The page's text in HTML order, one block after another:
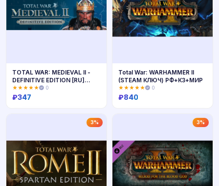
TOTAL WAR: MEDIEVAL II -
DEFINITIVE EDITION [RU]
(STEAM KEY / ROW)
★★★★★ 0
₽347
Total War: WARHAMMER II
(STEAM КЛЮЧ) РФ+КЗ+МИР
★★★★★ 0
₽840
3% 3%